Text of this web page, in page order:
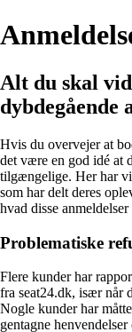
Alt du skal
dybdegående
Hvis du overvejer at
det være en god idé at
tilgængelige. Her har
som har delt deres
hvad disse
Problematiske
Flere kunder har
fra seat24.dk, især når
Nogle kunder har
gentagne